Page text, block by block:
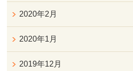
2020年2月
2020年1月
2019年12月